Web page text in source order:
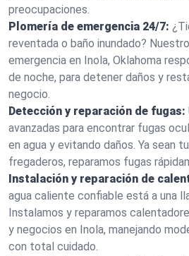
preocupaciones.
Plomería de emergencia 24/7:
reventada o baño inundado?
emergencia en Inola, Oklahoma
de noche, para detener daños y
negocio.
Detección y reparación de fugas:
avanzadas para encontrar fugas
en agua y evitando daños. Ya sean
fregaderos, reparamos fugas
Instalación y reparación de
agua caliente confiable está a una
Instalamos y reparamos
y negocios en Inola, manejando
con total cuidado.